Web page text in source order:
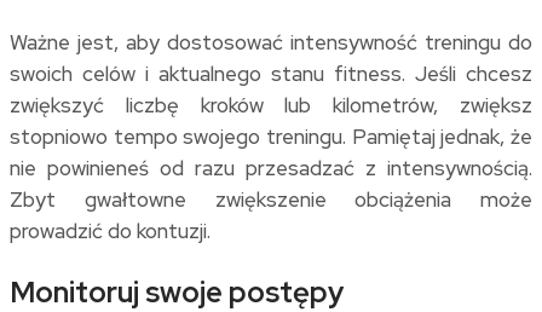
Ważne jest, aby dostosować intensywność treningu do
swoich celów i aktualnego stanu fitness. Jeśli chcesz
zwiększyć liczbę kroków lub kilometrów, zwiększ
stopniowo tempo swojego treningu. Pamiętaj jednak, że
nie powinieneś od razu przesadzać z intensywnością.
Zbyt gwałtowne zwiększenie obciążenia może
prowadzić do kontuzji.
Monitoruj swoje postępy